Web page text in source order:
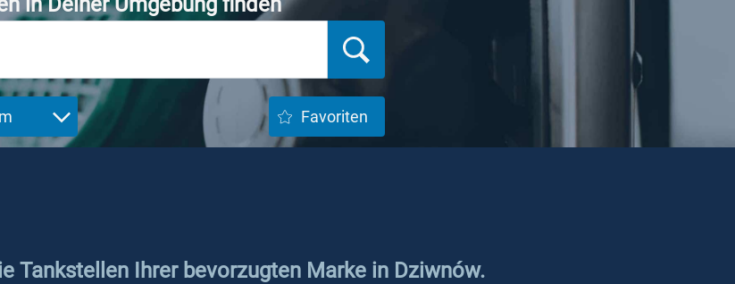
Favoriten
Tankstellen Ihrer bevorzugten Marke in Dziwnów.